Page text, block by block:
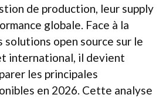
de production, leur supply
globale. Face à la
open source sur le
international, il devient
les principales
en 2026. Cette analyse